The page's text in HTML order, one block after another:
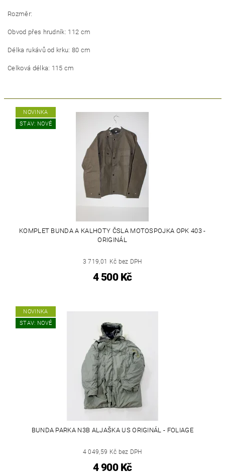
Rozměr:
Obvod přes hrudník: 112 cm
Délka rukávů od krku: 80 cm
Celková délka: 115 cm
NOVINKA
STAV: NOVÉ
KOMPLET BUNDA A KALHOTY ČSLA MOTOSPOJKA OPK 403 -
ORIGINÁL
3 719,01 Kč bez DPH
4 500 Kč
NOVINKA
STAV: NOVÉ
BUNDA PARKA N3B ALJAŠKA US ORIGINÁL - FOLIAGE
4 049,59 Kč bez DPH
4 900 Kč